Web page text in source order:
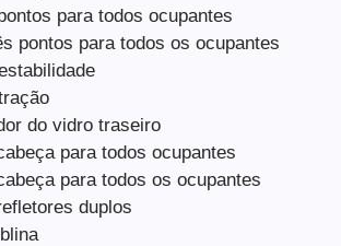
para todos ocupantes
pontos para todos os ocupantes
do vidro traseiro
para todos ocupantes
para todos os ocupantes
duplos